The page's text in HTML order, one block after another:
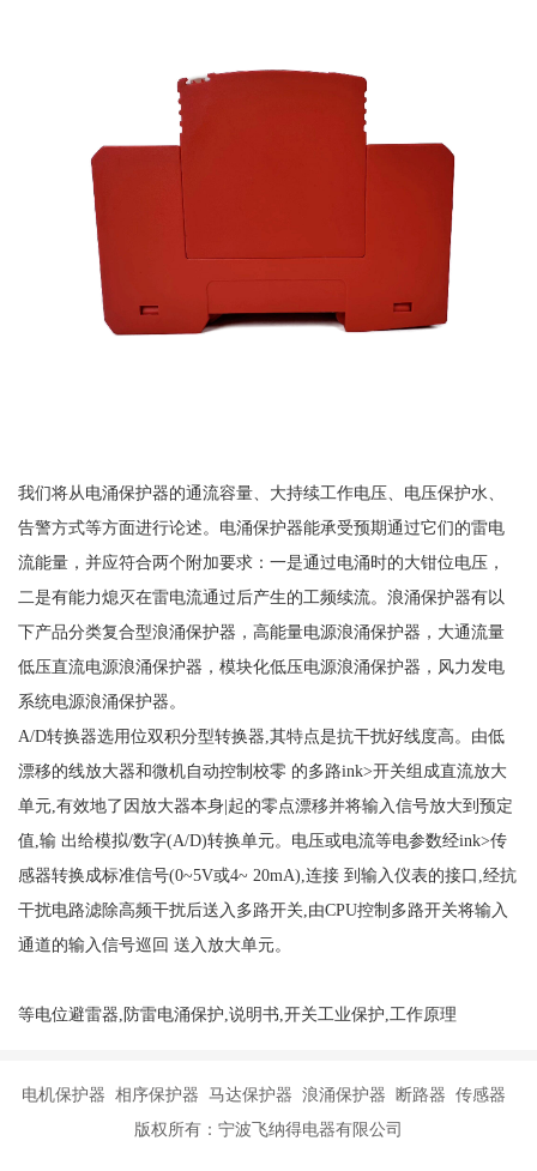
我们将从电涌保护器的通流容量、大持续工作电压、电压保护水、
告警方式等方面进行论述。电涌保护器能承受预期通过它们的雷电
流能量，并应符合两个附加要求：一是通过电涌时的大钳位电压，
二是有能力熄灭在雷电流通过后产生的工频续流。浪涌保护器有以
下产品分类复合型浪涌保护器，高能量电源浪涌保护器，大通流量
低压直流电源浪涌保护器，模块化低压电源浪涌保护器，风力发电
系统电源浪涌保护器。
A/D转换器选用位双积分型转换器,其特点是抗干扰好线度高。由低
漂移的线放大器和微机自动控制校零 的多路ink>开关组成直流放大
单元,有效地了因放大器本身|起的零点漂移并将输入信号放大到预定
值,输 出给模拟/数字(A/D)转换单元。电压或电流等电参数经ink>传
感器转换成标准信号(0~5V或4~ 20mA),连接 到输入仪表的接口,经抗
干扰电路滤除高频干扰后送入多路开关,由CPU控制多路开关将输入
通道的输入信号巡回 送入放大单元。
等电位避雷器,防雷电涌保护,说明书,开关工业保护,工作原理
电机保护器 相序保护器 马达保护器 浪涌保护器 断路器 传感器
版权所有：宁波飞纳得电器有限公司